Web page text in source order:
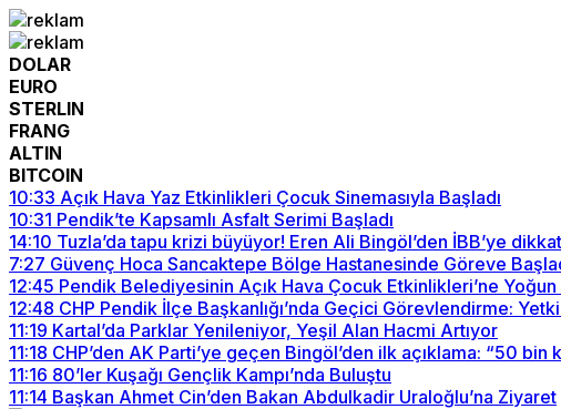
DOLAR
EURO
STERLIN
FRANG
ALTIN
BITCOIN
10:33 Açık Hava Yaz Etkinlikleri Çocuk Sinemasıyla Başladı
10:31 Pendik’te Kapsamlı Asfalt Serimi Başladı
14:10 Tuzla’da tapu krizi büyüyor! Eren Ali Bingöl’den İBB’ye
7:27 Güvenç Hoca Sancaktepe Bölge Hastanesinde Göreve
12:45 Pendik Belediyesinin Açık Hava Çocuk Etkinlikleri’ne Yoğun
12:48 CHP Pendik İlçe Başkanlığı’nda Geçici Görevlendirme: Yetki
11:19 Kartal’da Parklar Yenileniyor, Yeşil Alan Hacmi Artıyor
11:18 CHP’den AK Parti’ye geçen Bingöl’den ilk açıklama: “50 bin
11:16 80’ler Kuşağı Gençlik Kampı’nda Buluştu
11:14 Başkan Ahmet Cin’den Bakan Abdulkadir Uraloğlu’na Ziyaret